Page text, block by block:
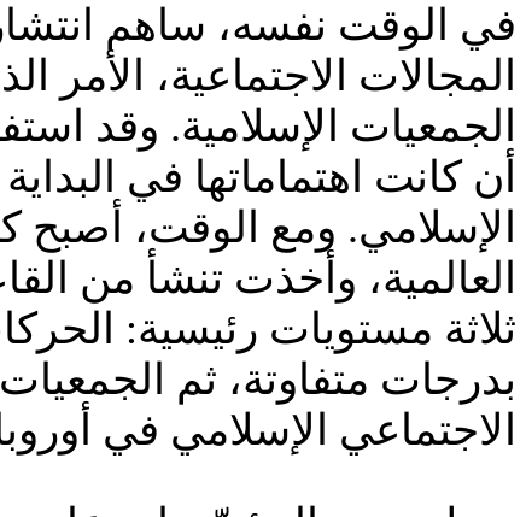
في الوقت نفسه، ساهم
المجالات الاجتماعية،
الجمعيات الإسلامية. وقد
أن كانت اهتماماتها في
الإسلامي. ومع الوقت، أصبح
العالمية، وأخذت تنشأ من
ثلاثة مستويات رئيسية:
بدرجات متفاوتة، ثم
الاجتماعي الإسلامي في